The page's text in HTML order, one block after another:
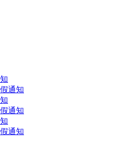
通知
通知
通知